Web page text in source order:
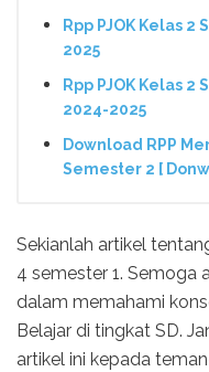
Rpp PJOK Kelas
2025
Rpp PJOK Kelas
2024-2025
Download RPP
Semester 2 [
Sekianlah artikel
4 semester 1. Semoga
dalam memahami
Belajar di tingkat SD.
artikel ini kepada